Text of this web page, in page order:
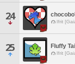
24 Ifrit
25 Fluffy
Ifrit